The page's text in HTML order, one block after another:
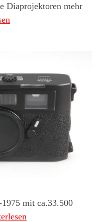
Diaprojektoren mehr
Die faszinierende
mit ca.33.500
M5